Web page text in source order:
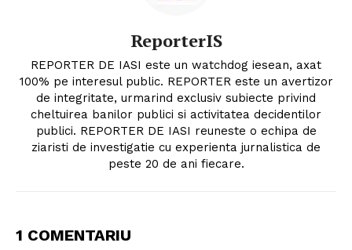
ReporterIS
REPORTER DE IASI este un watchdog iesean, axat
100% pe interesul public. REPORTER este un avertizor
de integritate, urmarind exclusiv subiecte privind
cheltuirea banilor publici si activitatea decidentilor
publici. REPORTER DE IASI reuneste o echipa de
ziaristi de investigatie cu experienta jurnalistica de
peste 20 de ani fiecare.
1 COMENTARIU